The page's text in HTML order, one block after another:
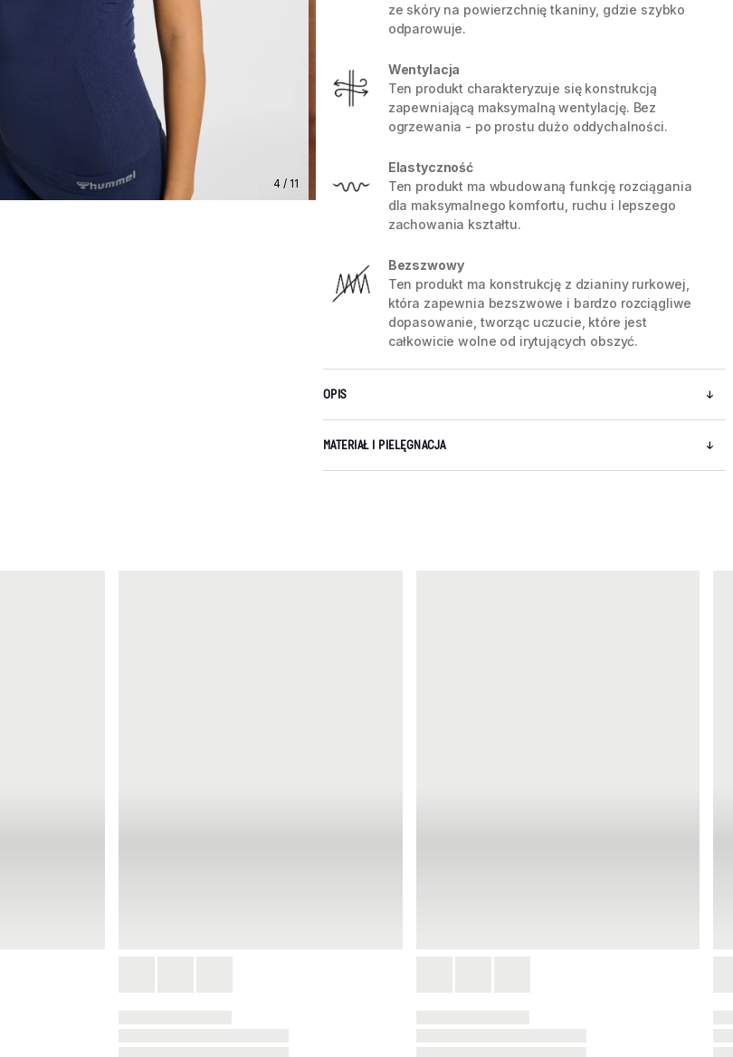
4 / 11 5 / 11
ze skóry na powierzchnię tkaniny, gdzie szybko
odparowuje.
Wentylacja
Ten produkt charakteryzuje się konstrukcją
zapewniającą maksymalną wentylację. Bez
ogrzewania - po prostu dużo oddychalności.
Elastyczność
Ten produkt ma wbudowaną funkcję rozciągania
dla maksymalnego komfortu, ruchu i lepszego
zachowania kształtu.
Bezszwowy
Ten produkt ma konstrukcję z dzianiny rurkowej,
która zapewnia bezszwowe i bardzo rozciągliwe
dopasowanie, tworząc uczucie, które jest
całkowicie wolne od irytujących obszyć.
OPIS
MATERIAŁ I PIELĘGNACJA